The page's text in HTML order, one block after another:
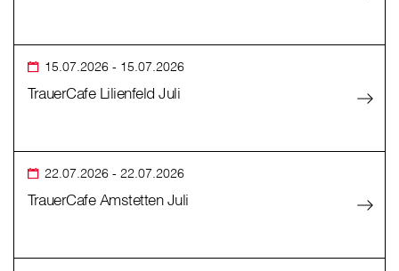
15.07.2026 - 15.07.2026
TrauerCafe Lilienfeld Juli
22.07.2026 - 22.07.2026
TrauerCafe Amstetten Juli